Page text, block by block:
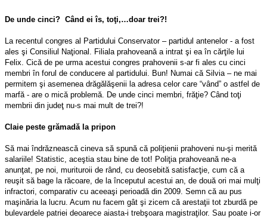
De unde cinci? Când ei îs, toţi,…doar trei?!
La recentul congres al Partidului Conservator – partidul antenelor - a fost
ales şi Consiliul Naţional. Filiala prahoveană a intrat şi ea în cărţile lui
Felix. Cică de pe urma acestui congres prahovenii s-ar fi ales cu cinci
membri în forul de conducere al partidului. Bun! Numai că Silvia – ne mai
permitem şi asemenea drăgălăşenii la adresa celor care “vând” o astfel de
marfă - are o mică problemă. De unde cinci membri, frăţie? Când toţi
membrii din judeţ nu-s mai mult de trei?!
Claie peste grămadă la pripon
Să mai îndrăznească cineva să spună că poliţienii prahoveni nu-şi merită
salariile! Statistic, aceştia stau bine de tot! Poliţia prahoveană ne-a
anunţat, pe noi, murituroii de rând, cu deosebită satisfacţie, cum că a
reuşit să bage la răcoare, de la începutul acestui an, de două ori mai mulţi
infractori, comparativ cu aceeaşi perioadă din 2009. Semn că au pus
maşinăria la lucru. Acum nu facem gât şi zicem că arestaţii tot zburdă pe
bulevardele patriei deoarece aiasta-i trebşoara magistraţilor. Sau poate i-or